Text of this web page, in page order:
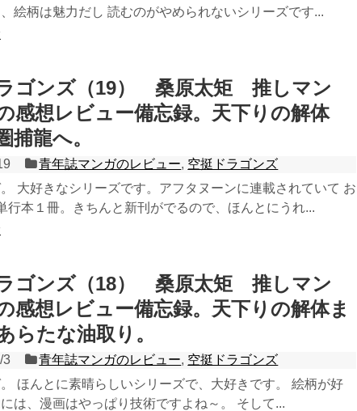
絵柄は魅力だし 読むのがやめられないシリーズです...
ゴンズ（19） 桑原太矩 推しマン
感想レビュー備忘録。天下りの解体
捕龍へ。
青年誌マンガのレビュー, 空挺ドラゴンズ
大好きなシリーズです。アフタヌーンに連載されていて お
行本１冊。きちんと新刊がでるので、ほんとにうれ...
ゴンズ（18） 桑原太矩 推しマン
感想レビュー備忘録。天下りの解体ま
らたな油取り。
3 青年誌マンガのレビュー, 空挺ドラゴンズ
ほんとに素晴らしいシリーズで、大好きです。 絵柄が好
は、漫画はやっぱり技術ですよね～。 そして...